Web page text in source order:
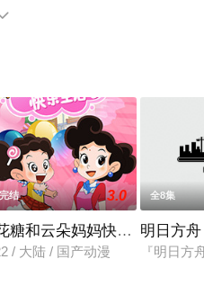
机免费观看高清无删减完
解。
一位独立、内向的人类少女从
结 3.0
糖和云朵妈妈快乐生活第二
/ 大陆 / 国产动漫
全8集
明日方
『明日方